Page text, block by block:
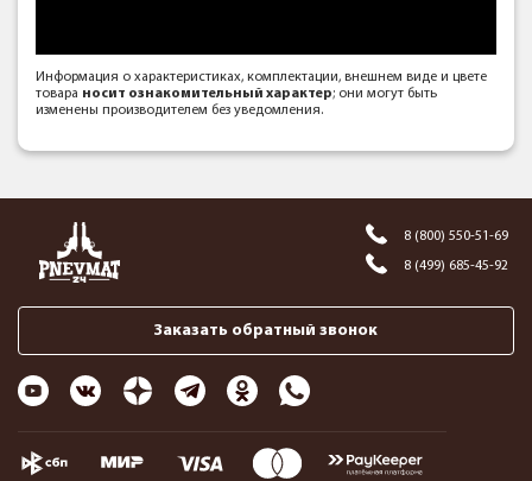
Информация о характеристиках, комплектации, внешнем виде и цвете
товара носит ознакомительный характер; они могут быть
изменены производителем без уведомления.
8 (800) 550-51-69
8 (499) 685-45-92
Заказать обратный звонок